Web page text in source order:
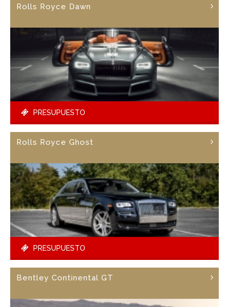
Rolls Royce Dawn
PRESUPUESTO
Rolls Royce Ghost
PRESUPUESTO
Bentley Continental GT